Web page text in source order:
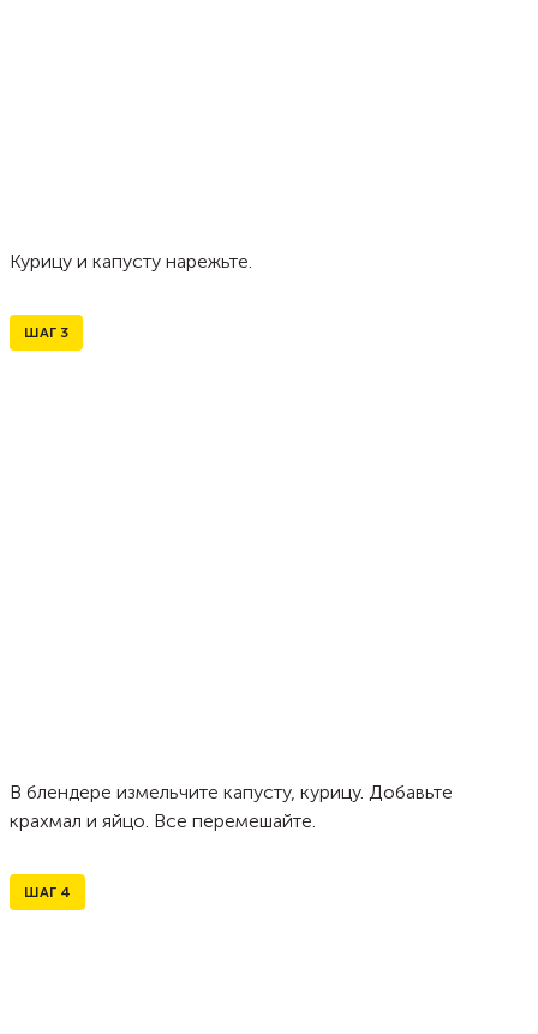
Курицу и капусту нарежьте.
ШАГ 3
В блендере измельчите капусту, курицу. Добавьте
крахмал и яйцо. Все перемешайте.
ШАГ 4